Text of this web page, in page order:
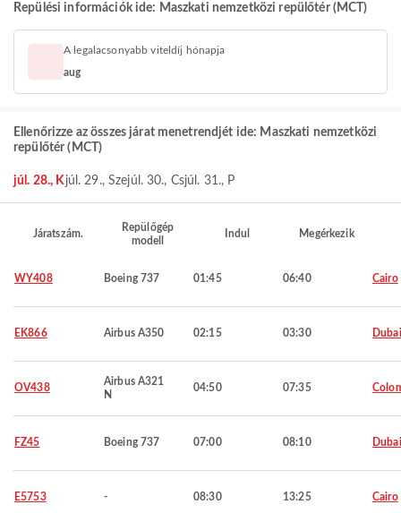
Repülési információk ide: Maszkati nemzetközi repülőtér (MCT)
A legalacsonyabb viteldíj hónapja
aug
Ellenőrizze az összes járat menetrendjét ide: Maszkati nemzetközi
repülőtér (MCT)
júl. 28., Kjúl. 29., Szejúl. 30., Csjúl. 31., P
Járatszám.
Repülőgép
modell
Indul Megérkezik
WY408 Boeing 737 01:45 06:40 Cairo
EK866 Airbus A350 02:15 03:30 Dubai
OV438
Airbus A321
N
04:50 07:35
FZ45 Boeing 737 07:00 08:10 Dubai
E5753 - 08:30 13:25 Cairo